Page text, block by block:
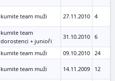
kumite team muži 27.11.2010 4
kumite team
dorostenci + junioři
31.10.2010 6
kumite team muži 09.10.2010 24
kumite team muži 14.11.2009 12